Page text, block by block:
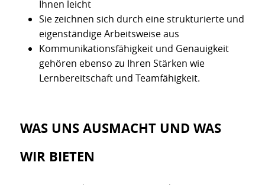
Ihnen leicht
Sie zeichnen sich durch eine strukturierte und
eigenständige Arbeitsweise aus
Kommunikationsfähigkeit und Genauigkeit
gehören ebenso zu Ihren Stärken wie
Lernbereitschaft und Teamfähigkeit.
WAS UNS AUSMACHT UND WAS
WIR BIETEN